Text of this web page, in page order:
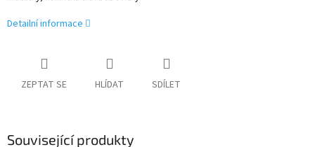
Detailní informace
ZEPTAT SE HLÍDAT SDÍLET
Související produkty